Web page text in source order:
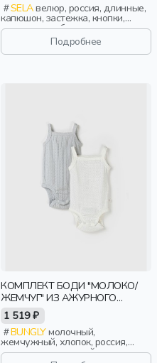
SELAвелюр, россия, длинные,
капюшон, застежка, кнопки,
манжета, свободные, принт,
вышивка, кулиска, сборки,
объемные, эластичные, малыши,
дети
Подробнее
КОМПЛЕКТ БОДИ "МОЛОКО/
ЖЕМЧУГ" ИЗ АЖУРНОГО
ХЛОПКА ДЛЯ ДЕВОЧЕК 0+
1 519 ₽
BUNGLYмолочный,
жемчужный, хлопок, россия,
ажур, повседневный, малыши,